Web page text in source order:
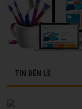
TIN BÊN LỀ